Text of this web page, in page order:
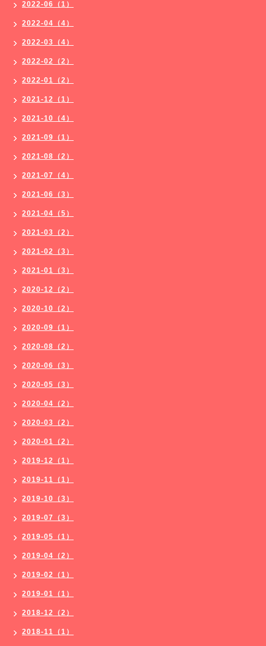
2022-06（1）
2022-04（4）
2022-03（4）
2022-02（2）
2022-01（2）
2021-12（1）
2021-10（4）
2021-09（1）
2021-08（2）
2021-07（4）
2021-06（3）
2021-04（5）
2021-03（2）
2021-02（3）
2021-01（3）
2020-12（2）
2020-10（2）
2020-09（1）
2020-08（2）
2020-06（3）
2020-05（3）
2020-04（2）
2020-03（2）
2020-01（2）
2019-12（1）
2019-11（1）
2019-10（3）
2019-07（3）
2019-05（1）
2019-04（2）
2019-02（1）
2019-01（1）
2018-12（2）
2018-11（1）